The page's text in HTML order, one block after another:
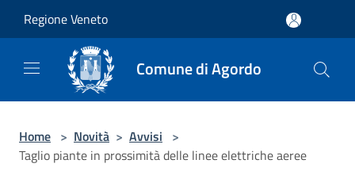
Regione Veneto
Comune di Agordo
Home > Novità > Avvisi >
Taglio piante in prossimità delle linee elettriche aeree